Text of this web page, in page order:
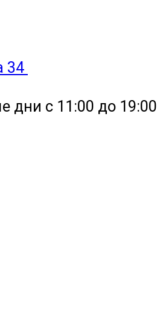
34
дни с 11:00 до 19:00